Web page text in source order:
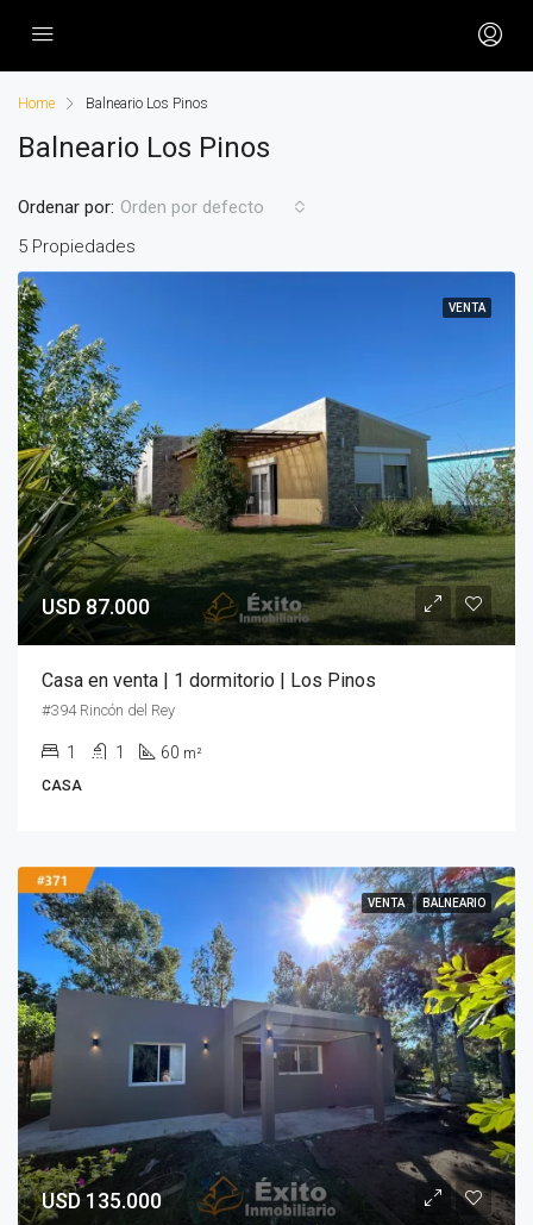
Home Balneario Los Pinos
Balneario Los Pinos
5 Propiedades
Ordenar por: Orden por defecto
VENTA
USD 87.000
Casa en venta | 1 dormitorio | Los Pinos
#394 Rincón del Rey
1 1 60 m²
CASA
VENTA BALNEARIO
USD 135.000